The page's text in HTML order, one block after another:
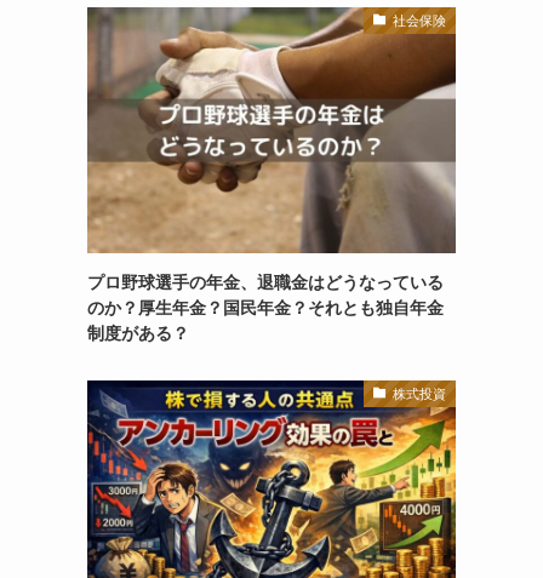
社会保険
プロ野球選手の年金、退職金はどうなっている
のか？厚生年金？国民年金？それとも独自年金
制度がある？
株式投資